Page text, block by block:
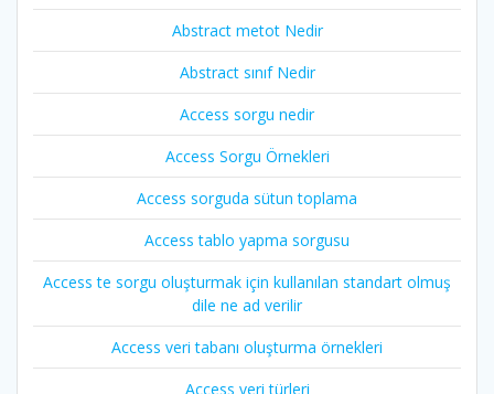
Abstract metot Nedir
Abstract sınıf Nedir
Access sorgu nedir
Access Sorgu Örnekleri
Access sorguda sütun toplama
Access tablo yapma sorgusu
Access te sorgu oluşturmak için kullanılan standart olmuş
dile ne ad verilir
Access veri tabanı oluşturma örnekleri
Access veri türleri